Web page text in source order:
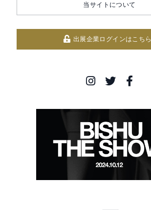
当サイトについて
出展企業ログインはこちら